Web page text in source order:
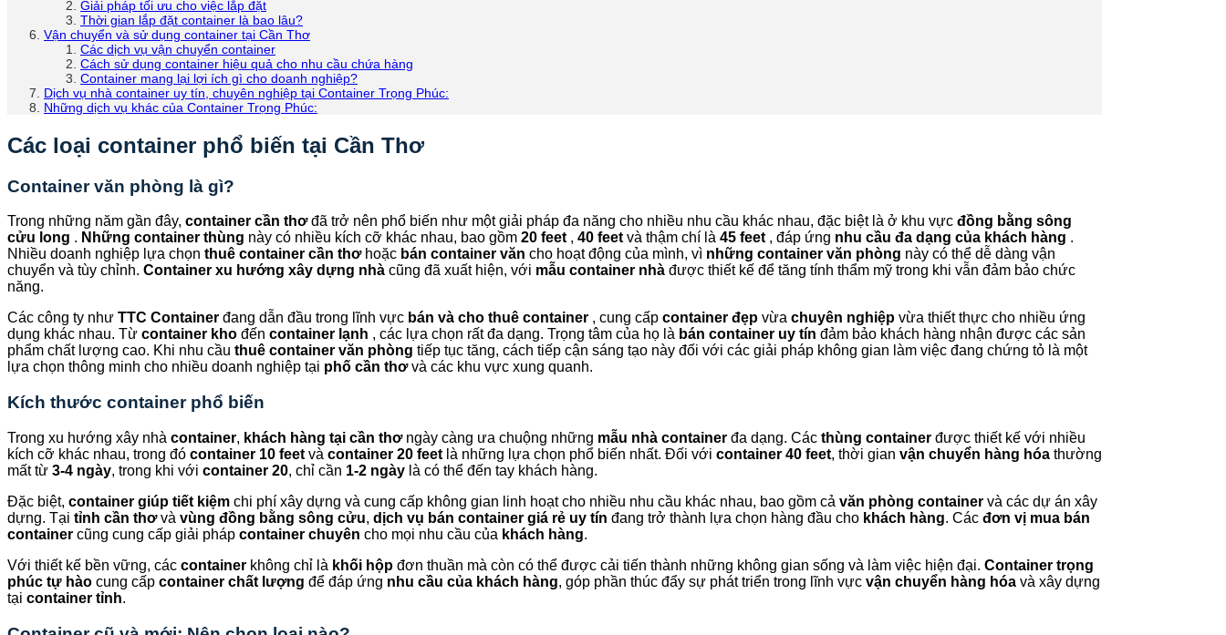
Giải pháp tối ưu cho việc lắp đặt
Thời gian lắp đặt container là bao lâu?
Vận chuyển và sử dụng container tại Cần Thơ
Các dịch vụ vận chuyển container
Cách sử dụng container hiệu quả cho nhu cầu chứa hàng
Container mang lại lợi ích gì cho doanh nghiệp?
Dịch vụ nhà container uy tín, chuyên nghiệp tại Container Trọng Phúc:
Những dịch vụ khác của Container Trọng Phúc:
Các loại container phổ biến tại Cần Thơ
Container văn phòng là gì?
Trong những năm gần đây, container cần thơđã trở nên phổ biến như một giải pháp đa năng cho nhiều nhu cầu khác nhau, đặc biệt là ở khu vực đồng bằng sông
cửu long . Những container thùng này có nhiều kích cỡ khác nhau, bao gồm 20 feet , 40 feet và thậm chí là 45 feet , đáp ứng nhu cầu đa dạng của khách hàng .
Nhiều doanh nghiệp lựa chọn thuê container cần thơhoặc bán container văn cho hoạt động của mình, vì những container văn phòng này có thể dễ dàng vận
chuyển và tùy chỉnh. Container xu hướng xây dựng nhà cũng đã xuất hiện, với mẫu container nhà được thiết kế để tăng tính thẩm mỹ trong khi vẫn đảm bảo chức
năng.
Các công ty như TTC Container đang dẫn đầu trong lĩnh vực bán và cho thuê container , cung cấp container đẹp vừa chuyên nghiệp vừa thiết thực cho nhiều ứng
dụng khác nhau. Từ container kho đến container lạnh , các lựa chọn rất đa dạng. Trọng tâm của họ là bán container uy tín đảm bảo khách hàng nhận được các sản
phẩm chất lượng cao. Khi nhu cầu thuê container văn phòng tiếp tục tăng, cách tiếp cận sáng tạo này đối với các giải pháp không gian làm việc đang chứng tỏ là một
lựa chọn thông minh cho nhiều doanh nghiệp tại phố cần thơvà các khu vực xung quanh.
Kích thước container phổ biến
Trong xu hướng xây nhà container, khách hàng tại cần thơngày càng ưa chuộng những mẫu nhà container đa dạng. Các thùng container được thiết kế với nhiều
kích cỡ khác nhau, trong đó container 10 feet và container 20 feet là những lựa chọn phổ biến nhất. Đối với container 40 feet, thời gian vận chuyển hàng hóa thường
mất từ 3-4 ngày, trong khi với container 20, chỉ cần 1-2 ngày là có thể đến tay khách hàng.
Đặc biệt, container giúp tiết kiệm chi phí xây dựng và cung cấp không gian linh hoạt cho nhiều nhu cầu khác nhau, bao gồm cả văn phòng container và các dự án xây
dựng. Tại tỉnh cần thơvà vùng đồng bằng sông cửu, dịch vụ bán container giá rẻ uy tín đang trở thành lựa chọn hàng đầu cho khách hàng. Các đơn vị mua bán
container cũng cung cấp giải pháp container chuyên cho mọi nhu cầu của khách hàng.
Với thiết kế bền vững, các container không chỉ là khối hộp đơn thuần mà còn có thể được cải tiến thành những không gian sống và làm việc hiện đại. Container trọng
phúc tự hào cung cấp container chất lượng để đáp ứng nhu cầu của khách hàng, góp phần thúc đẩy sự phát triển trong lĩnh vực vận chuyển hàng hóa và xây dựng
tại container tỉnh.